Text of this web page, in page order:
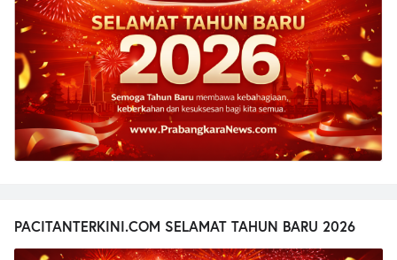
PACITANTERKINI.COM SELAMAT TAHUN BARU 2026